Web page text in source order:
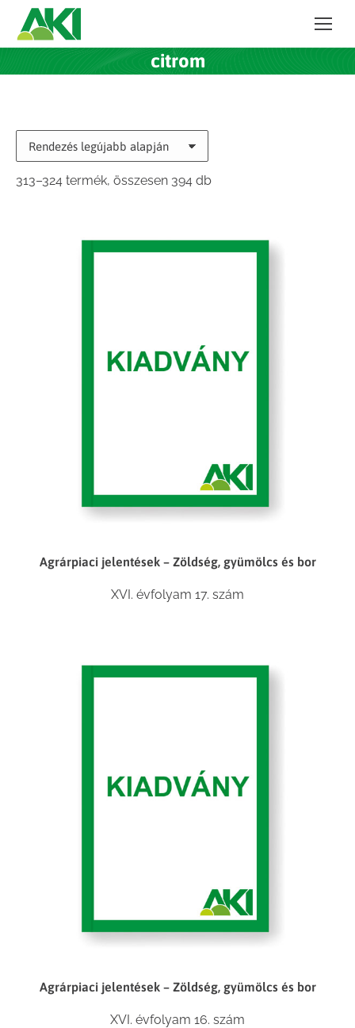
citrom
313–324 termék, összesen 394 dbSorted
Agrárpiaci jelentések – Zöldség, gyümölcs és bor
XVI. évfolyam 17. szám
Agrárpiaci jelentések – Zöldség, gyümölcs és bor
XVI. évfolyam 16. szám